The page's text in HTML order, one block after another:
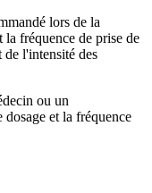
lors de la
fréquence de prise de
l'intensité des
ou un
et la fréquence